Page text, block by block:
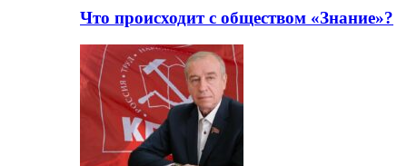
Что происходит с обществом «Знание»?